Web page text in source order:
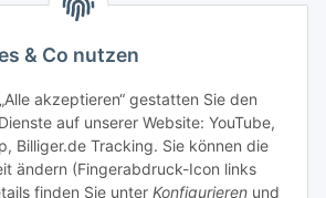
& Co nutzen
akzeptieren“ gestatten Sie den
auf unserer Website: YouTube,
Billiger.de Tracking. Sie können die
ändern (Fingerabdruck-Icon links
finden Sie unter Konfigurieren und